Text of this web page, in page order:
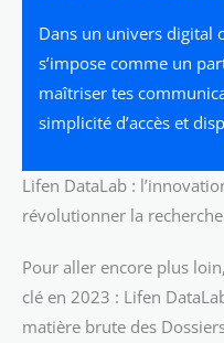
Dans un univers digital
s’impose comme un
maîtriser tes
simplicité d’accès et
Lifen DataLab :
révolutionner la
Pour aller encore plus
clé en 2023 : Lifen
matière brute des